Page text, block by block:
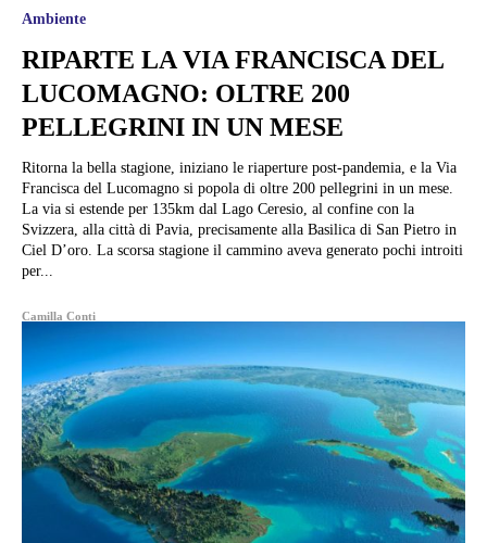
Ambiente
RIPARTE LA VIA FRANCISCA DEL
LUCOMAGNO: OLTRE 200
PELLEGRINI IN UN MESE
Ritorna la bella stagione, iniziano le riaperture post-pandemia, e la Via
Francisca del Lucomagno si popola di oltre 200 pellegrini in un mese.
La via si estende per 135km dal Lago Ceresio, al confine con la
Svizzera, alla città di Pavia, precisamente alla Basilica di San Pietro in
Ciel D’oro. La scorsa stagione il cammino aveva generato pochi introiti
per...
Camilla Conti